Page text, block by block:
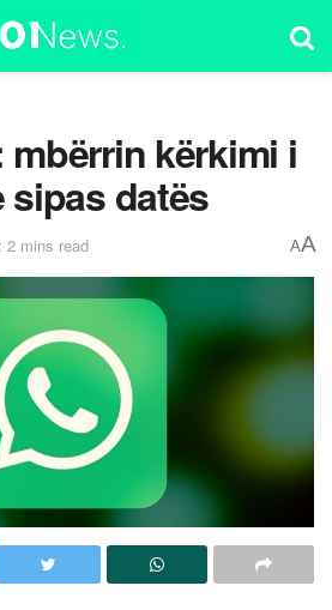
kërkimi i
sipas datës
2 mins read AA